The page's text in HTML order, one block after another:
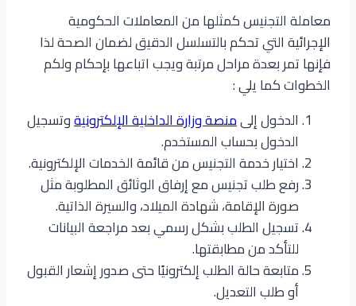
معاملة التجنيس كمثلها من المعاملات الحكومية
الإجرائية التي تحكم بالتسلسل الدقيق لضمان الصحة لذا
فإنها تمر بعدة مراحل مرتبة ويجب اتباعها بإحكام ولكم
الخطوات كما يلي :
الدخول إلىمنصة وزارة الداخلية الإلكترونيةوتسجيل
الدخول بحساب المستخدم.
اختيار خدمة التجنيس من قائمة الخدمات الإلكترونية.
رفع طلب تجنيس مع إرفاق الوثائق المطلوبة مثل
صورة الإقامة، شهادة الميلاد، والسيرة الذاتية.
تسجيل الطلب بشكل رسمي بعد مراجعة البيانات
للتأكد من مطابقتها.
متابعة حالة الطلب إلكترونيًا حتى صدور إشعار القبول
أو طلب التعديل.